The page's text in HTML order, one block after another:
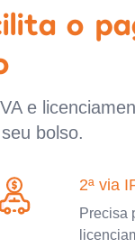
o
e
bolso.
2ª via
Precisa